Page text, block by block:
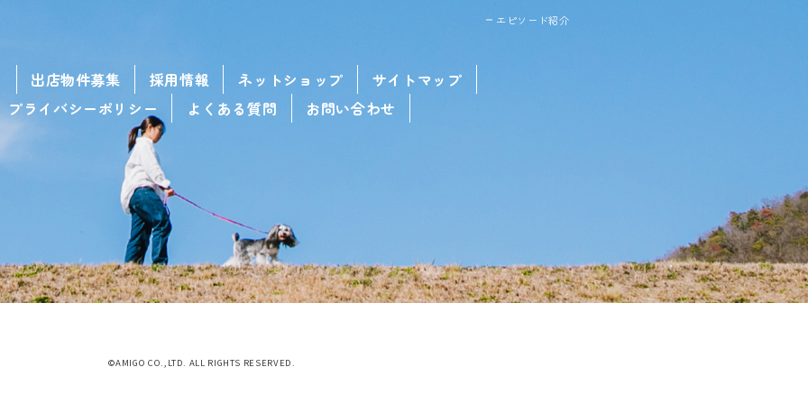
エピソード紹介
出店物件募集 採用情報 ネットショップ
サイトマップ
プライバシーポリシー
よくある質問 お問い合わせ
©AMIGO CO.,LTD. ALL RIGHTS RESERVED.